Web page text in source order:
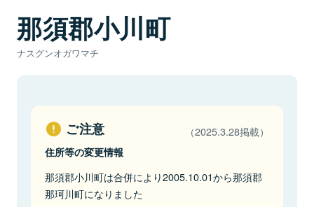
那須郡小川町
ナスグンオガワマチ
ご注意 （2025.3.28掲載）
住所等の変更情報
那須郡小川町は合併により2005.10.01から那須郡
那珂川町になりました